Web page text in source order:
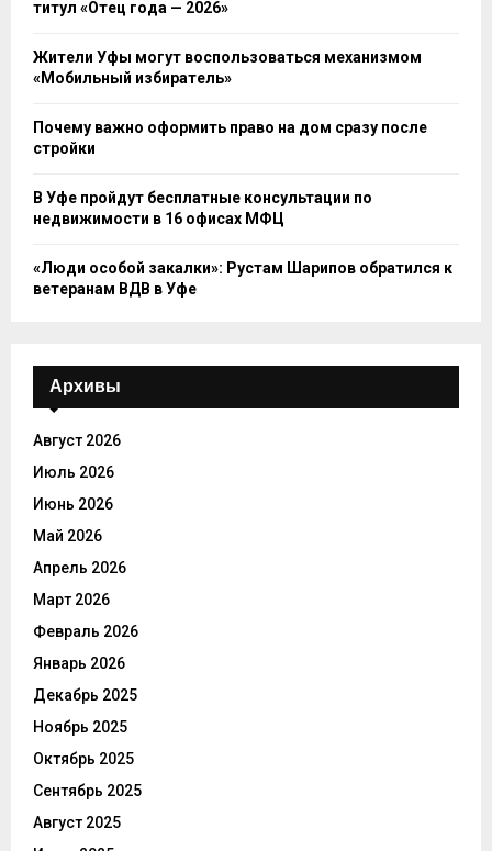
титул «Отец года — 2026»
Жители Уфы могут воспользоваться механизмом
«Мобильный избиратель»
Почему важно оформить право на дом сразу после
стройки
В Уфе пройдут бесплатные консультации по
недвижимости в 16 офисах МФЦ
«Люди особой закалки»: Рустам Шарипов обратился к
ветеранам ВДВ в Уфе
Архивы
Август 2026
Июль 2026
Июнь 2026
Май 2026
Апрель 2026
Март 2026
Февраль 2026
Январь 2026
Декабрь 2025
Ноябрь 2025
Октябрь 2025
Сентябрь 2025
Август 2025